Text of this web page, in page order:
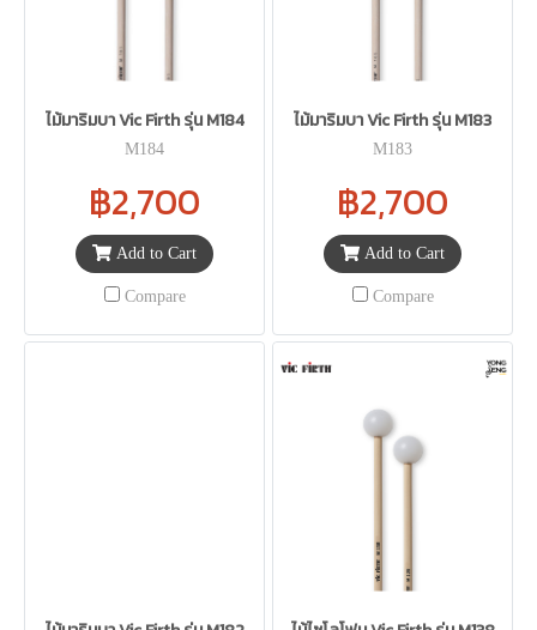
ไม้มาริมบา Vic Firth รุ่น M184
M184
฿2,700
Add to Cart
Compare
ไม้มาริมบา Vic Firth รุ่น M183
M183
฿2,700
Add to Cart
Compare